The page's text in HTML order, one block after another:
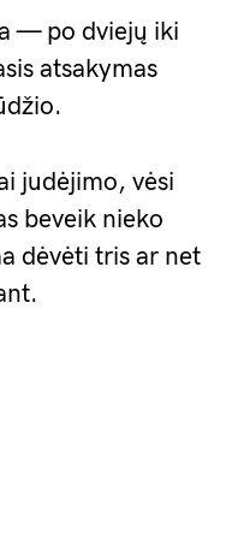
— po dviejų iki
atsakymas
judėjimo, vėsi
beveik nieko
dėvėti tris ar net